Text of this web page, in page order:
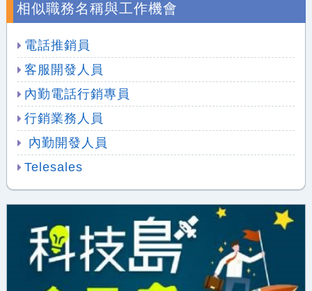
相似職務名稱與工作機會
電話推銷員
客服開發人員
內勤電話行銷專員
行銷業務人員
內勤開發人員
Telesales